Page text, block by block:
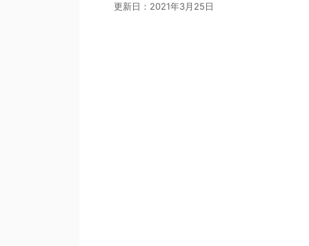
更新日： 2021年3月25日